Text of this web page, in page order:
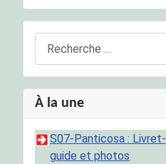
À la une
S07-Panticosa : Livret-
guide et photos